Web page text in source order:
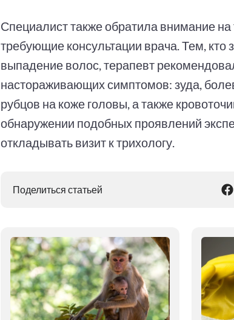
Специалист также обратила внимание на
требующие консультации врача. Тем, кто
выпадение волос, терапевт
настораживающих симптомов: зуда,
рубцов на коже головы, а также
обнаружении подобных проявлений
откладывать визит к трихологу.
Поделиться статьей